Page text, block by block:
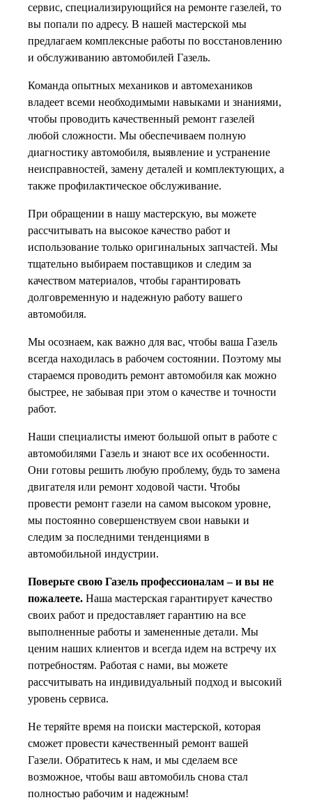
сервис, специализирующийся на ремонте газелей, то
вы попали по адресу. В нашей мастерской мы
предлагаем комплексные работы по восстановлению
и обслуживанию автомобилей Газель.
Команда опытных механиков и автомехаников
владеет всеми необходимыми навыками и знаниями,
чтобы проводить качественный ремонт газелей
любой сложности. Мы обеспечиваем полную
диагностику автомобиля, выявление и устранение
неисправностей, замену деталей и комплектующих, а
также профилактическое обслуживание.
При обращении в нашу мастерскую, вы можете
рассчитывать на высокое качество работ и
использование только оригинальных запчастей. Мы
тщательно выбираем поставщиков и следим за
качеством материалов, чтобы гарантировать
долговременную и надежную работу вашего
автомобиля.
Мы осознаем, как важно для вас, чтобы ваша Газель
всегда находилась в рабочем состоянии. Поэтому мы
стараемся проводить ремонт автомобиля как можно
быстрее, не забывая при этом о качестве и точности
работ.
Наши специалисты имеют большой опыт в работе с
автомобилями Газель и знают все их особенности.
Они готовы решить любую проблему, будь то замена
двигателя или ремонт ходовой части. Чтобы
провести ремонт газели на самом высоком уровне,
мы постоянно совершенствуем свои навыки и
следим за последними тенденциями в
автомобильной индустрии.
Поверьте свою Газель профессионалам – и вы не
пожалеете. Наша мастерская гарантирует качество
своих работ и предоставляет гарантию на все
выполненные работы и замененные детали. Мы
ценим наших клиентов и всегда идем на встречу их
потребностям. Работая с нами, вы можете
рассчитывать на индивидуальный подход и высокий
уровень сервиса.
Не теряйте время на поиски мастерской, которая
сможет провести качественный ремонт вашей
Газели. Обратитесь к нам, и мы сделаем все
возможное, чтобы ваш автомобиль снова стал
полностью рабочим и надежным!